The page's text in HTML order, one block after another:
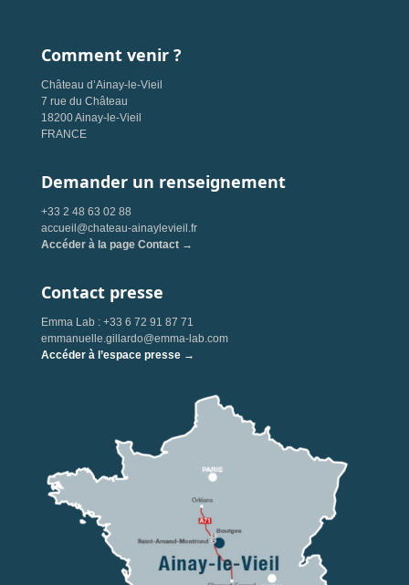
Comment venir ?
Château d’Ainay-le-Vieil
7 rue du Château
18200 Ainay-le-Vieil
FRANCE
Demander un renseignement
+33 2 48 63 02 88
accueil@chateau-ainaylevieil.fr
Accéder à la page Contact →
Contact presse
Emma Lab : +33 6 72 91 87 71
emmanuelle.gillardo@emma-lab.com
Accéder à l’espace presse →